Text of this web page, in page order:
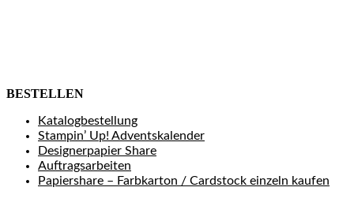
BESTELLEN
Katalogbestellung
Stampin’ Up! Adventskalender
Designerpapier Share
Auftragsarbeiten
Papiershare – Farbkarton / Cardstock einzeln kaufen